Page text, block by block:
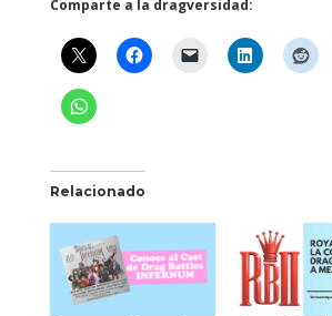
Comparte a la dragversidad:
Relacionado